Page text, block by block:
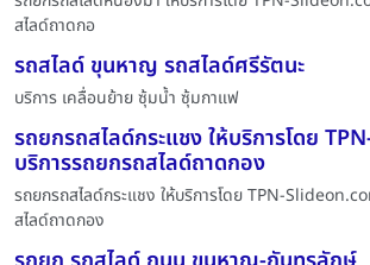
สไลด์ถาดกอ
รถสไลด์ ขุนหาญ รถสไลด์ศรีรัตนะ
บริการ เคลื่อนย้าย ซุ้มน้ำ ซุ้มกาแฟ
รถยกรถสไลด์กระแชง ให้บริการโดย
บริการรถยกรถสไลด์ถาดกอง
รถยกรถสไลด์กระแชง ให้บริการโดย TPN-
สไลด์ถาดกอง